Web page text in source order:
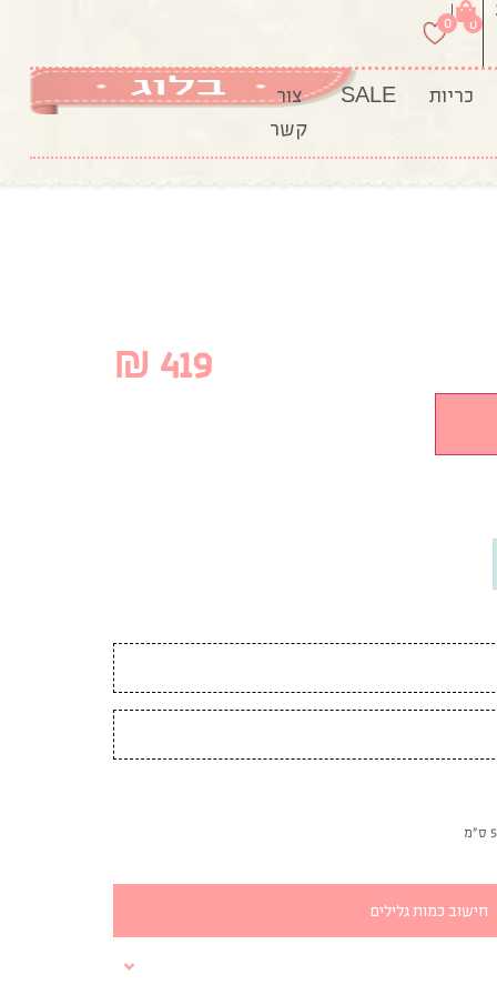
0
|
0
כריות SALE
צור
קשר
₪ 419
חישוב כמות גלילים